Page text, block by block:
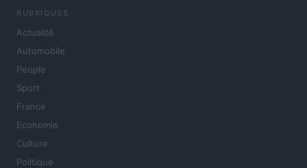
RUBRIQUES
Actualité
Automobile
People
Sport
France
Economie
Culture
Politique